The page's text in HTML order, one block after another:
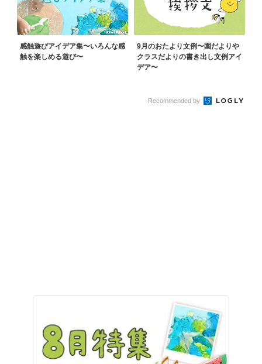
感触遊びアイデア集〜いろんな感
触を楽しめる遊び〜
9月のおたより文例〜園だよりや
クラスだよりの書き出し文例アイ
デア〜
Recommended by